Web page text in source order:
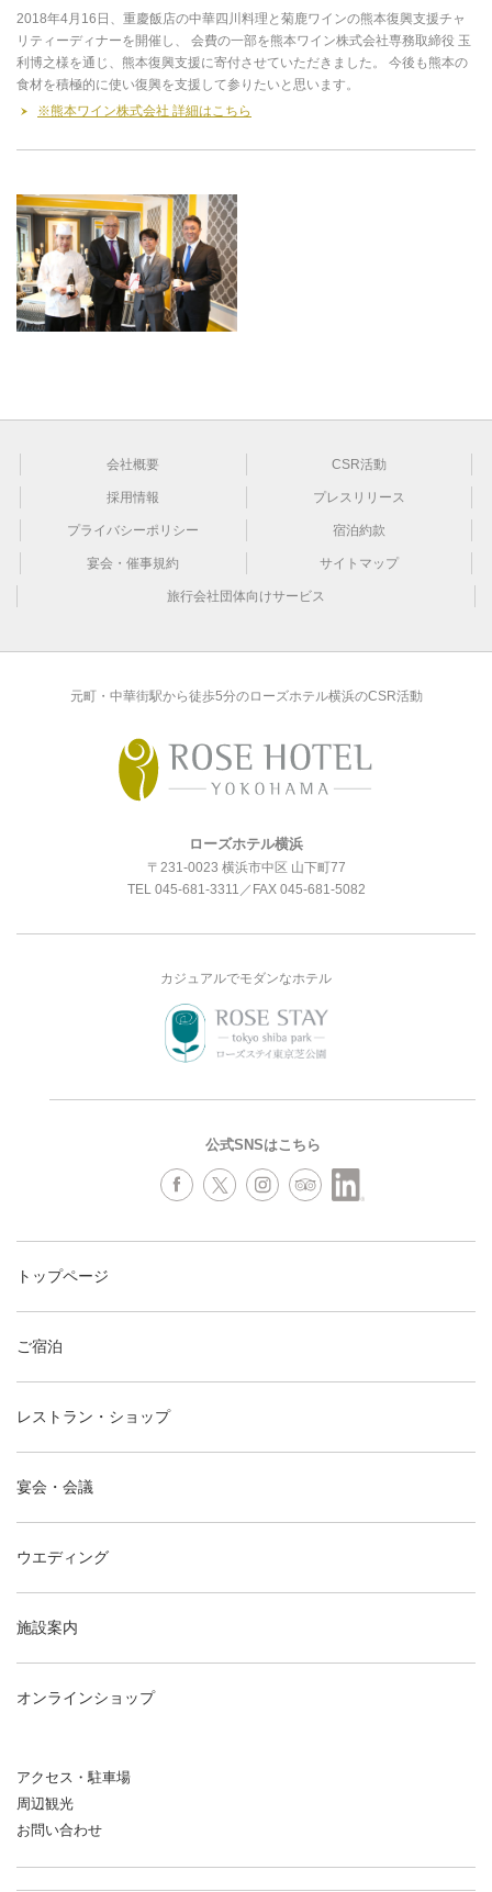
2018年4月16日、重慶飯店の中華四川料理と菊鹿ワインの熊本復興支援チャ
リティーディナーを開催し、 会費の一部を熊本ワイン株式会社専務取締役 玉
利博之様を通じ、熊本復興支援に寄付させていただきました。 今後も熊本の
食材を積極的に使い復興を支援して参りたいと思います。
※熊本ワイン株式会社 詳細はこちら
会社概要 CSR活動
採用情報 プレスリリース
プライバシーポリシー 宿泊約款
宴会・催事規約 サイトマップ
旅行会社団体向けサービス
元町・中華街駅から徒歩5分のローズホテル横浜のCSR活動
ローズホテル横浜
〒231-0023 横浜市中区 山下町77
TEL 045-681-3311 ／FAX 045-681-5082
カジュアルでモダンなホテル
公式SNSはこちら
トップページ
ご宿泊
レストラン・ショップ
宴会・会議
ウエディング
施設案内
オンラインショップ
アクセス・駐車場
周辺観光
お問い合わせ